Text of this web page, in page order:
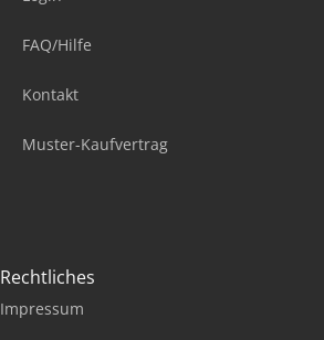
FAQ/Hilfe
Kontakt
Muster-Kaufvertrag
Rechtliches
Impressum